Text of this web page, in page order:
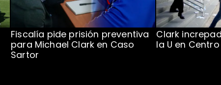
Fiscalía pide prisión preventiva
para Michael Clark en Caso
Sartor
Clark
la U en